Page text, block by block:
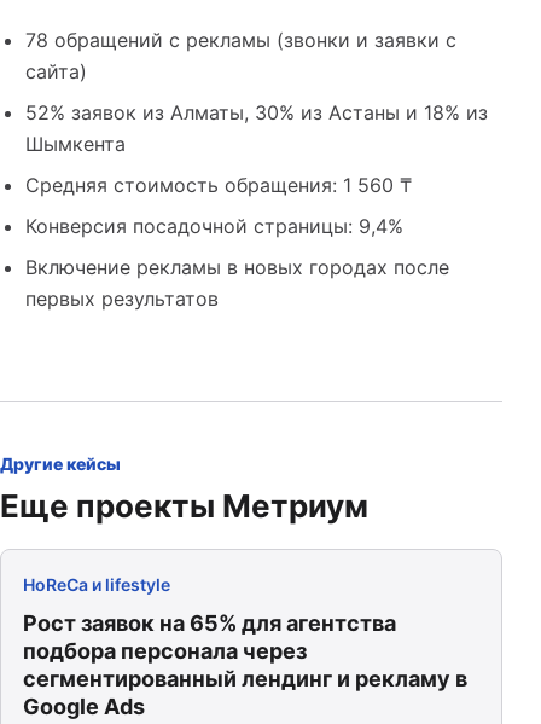
78 обращений с рекламы (звонки и заявки с
сайта)
52% заявок из Алматы, 30% из Астаны и 18% из
Шымкента
Средняя стоимость обращения: 1 560 ₸
Конверсия посадочной страницы: 9,4%
Включение рекламы в новых городах после
первых результатов
Другие кейсы
Еще проекты Метриум
HoReCa и lifestyle
Рост заявок на 65% для агентства
подбора персонала через
сегментированный лендинг и рекламу в
Google Ads